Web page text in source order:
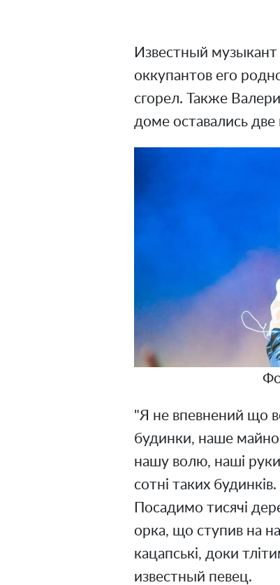
Известный
оккупантов его
сгорел. Также
доме оставались
"Я не впевнений що
будинки, наше
нашу волю, наші
сотні таких
Посадимо тисячі
орка, що ступив на
кацапські, доки
известный певец.